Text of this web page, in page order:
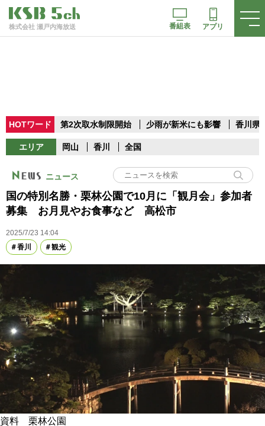
株式会社 瀬戸内海放送 番組表 アプリ
HOTワード 第2次取水制限開始 少雨が新米にも影響 香川県
エリア 岡山 香川 全国
ニュース
国の特別名勝・栗林公園で10月に「観月会」参加者
募集 お月見やお食事など 高松市
2025/7/23 14:04
香川
観光
資料 栗林公園